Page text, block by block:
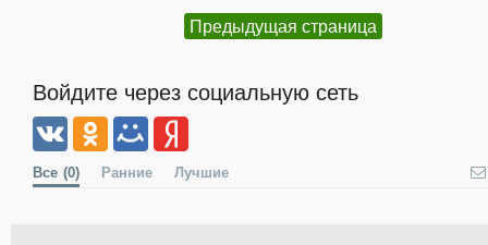
Предыдущая страница
Войдите через социальную сеть
Все (0) Ранние Лучшие